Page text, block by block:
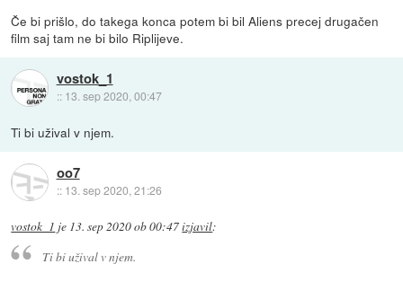
Če bi prišlo, do takega konca potem bi bil Aliens precej drugačen
film saj tam ne bi bilo Riplijeve.
vostok_1
:: 13. sep 2020, 00:47
Ti bi užival v njem.
oo7
:: 13. sep 2020, 21:26
vostok_1 je 13. sep 2020 ob 00:47izjavil:
Ti bi užival v njem.